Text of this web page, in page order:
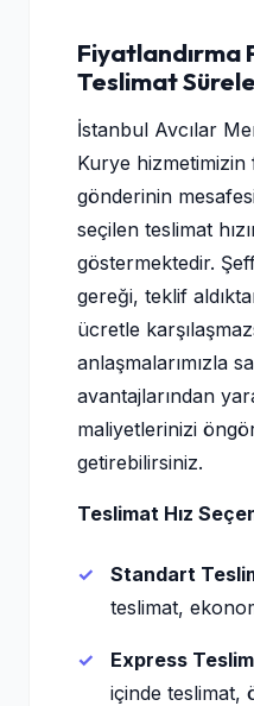
Fiyatlandırma
Teslimat
İstanbul Avcılar
Kurye hizmetimizin
gönderinin
seçilen teslimat
göstermektedir.
gereği, teklif
ücretle
anlaşmalarımızla
avantajlarından
maliyetlerinizi
getirebilirsiniz.
Teslimat Hız
Standart
teslimat,
Express
içinde teslimat,